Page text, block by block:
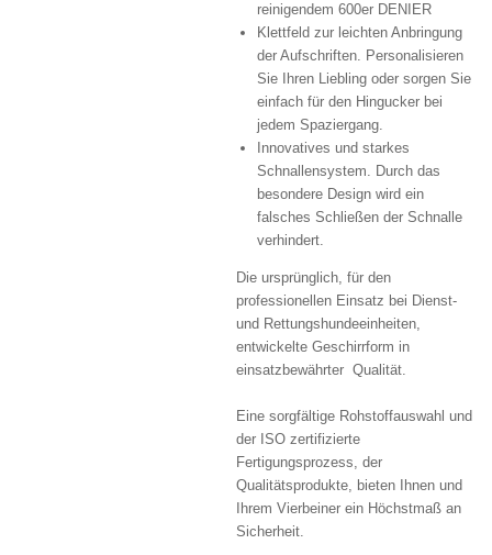
reinigendem 600er DENIER
Klettfeld zur leichten Anbringung
der Aufschriften. Personalisieren
Sie Ihren Liebling oder sorgen Sie
einfach für den Hingucker bei
jedem Spaziergang.
Innovatives und starkes
Schnallensystem. Durch das
besondere Design wird ein
falsches Schließen der Schnalle
verhindert.
Die ursprünglich, für den
professionellen Einsatz bei Dienst-
und Rettungshundeeinheiten,
entwickelte Geschirrform in
einsatzbewährter Qualität.
Eine sorgfältige Rohstoffauswahl und
der ISO zertifizierte
Fertigungsprozess, der
Qualitätsprodukte, bieten Ihnen und
Ihrem Vierbeiner ein Höchstmaß an
Sicherheit.